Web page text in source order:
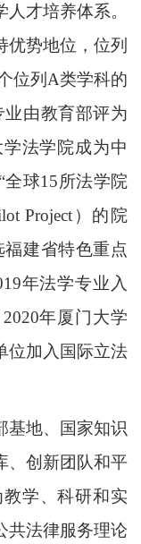
人才培养体系。
优势地位，位列
位列A类学科的
由教育部评为
法学院成为中
全球15所法学院
Project）的院
建省特色重点
年法学专业入
2020年厦门大学
位加入国际立法
基地、国家知识
、创新团队和平
学、科研和实
共法律服务理论